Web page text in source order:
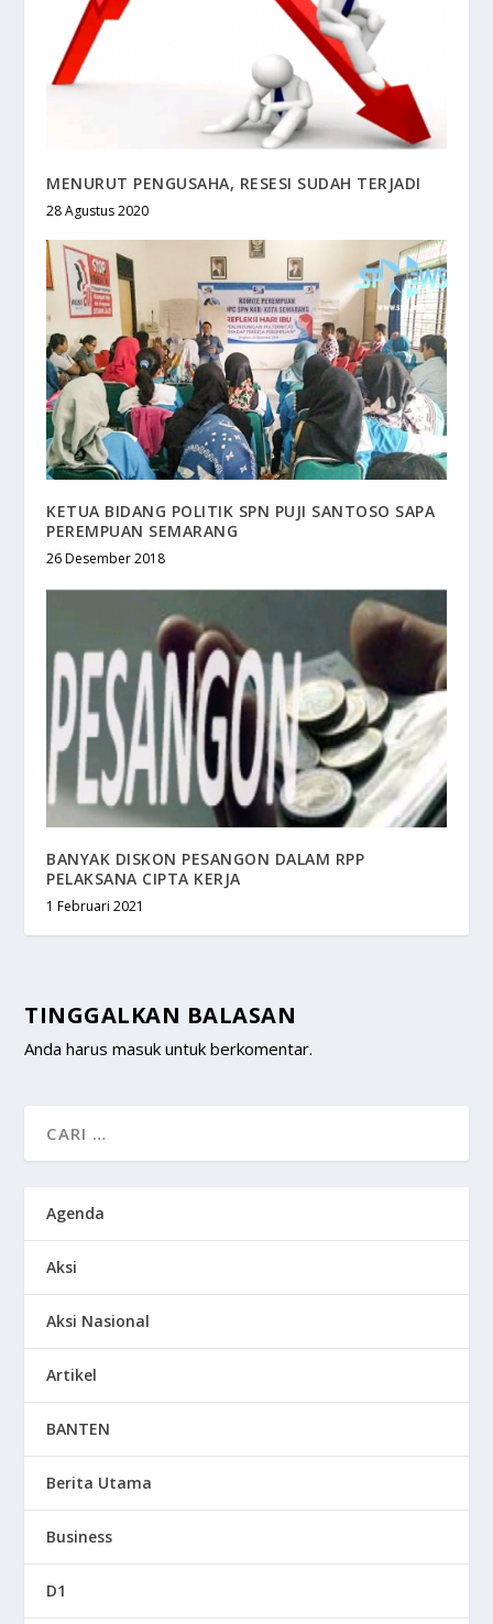
MENURUT PENGUSAHA, RESESI SUDAH TERJADI
28 Agustus 2020
KETUA BIDANG POLITIK SPN PUJI SANTOSO SAPA
PEREMPUAN SEMARANG
26 Desember 2018
BANYAK DISKON PESANGON DALAM RPP
PELAKSANA CIPTA KERJA
1 Februari 2021
TINGGALKAN BALASAN
Anda harusmasuk untuk berkomentar.
Agenda
Aksi
Aksi Nasional
Artikel
BANTEN
Berita Utama
Business
D1